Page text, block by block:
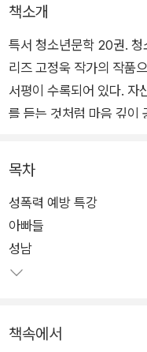
책소개
특서 청소년문학 20권.
리즈 고정욱 작가의 작품
서평이 수록되어 있다. 자
를 듣는 것처럼 마음 깊이
준다.
수많은 청소년의 사랑을
스’는 어떤 이야기를 담고
이혼 가정에서 자라 상처
행길에 고립된 버스 안에
누군가가 들려주는 흥미
목차
성폭력 예방 특강
아빠들
성남
책속에서